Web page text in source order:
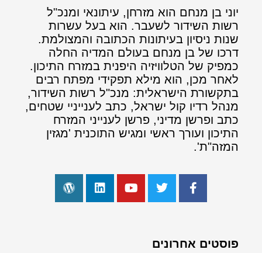
יוני בן מנחם הוא מזרחן, עיתונאי ומנכ"ל
רשות השידור לשעבר. הוא בעל עשרות
שנות ניסיון בעיתונות הכתובה והמצולמת.
דרכו של בן מנחם בעולם המדיה החלה
כמפיק של הטלוויזיה היפנית במזרח התיכון.
לאחר מכן, הוא מילא תפקידי מפתח רבים
בתקשורת הישראלית: מנכ"ל רשות השידור,
מנהל רדיו קול ישראל, כתב לענייניי שטחים,
כתב ופרשן מדיני, פרשן לענייני המזרח
התיכון ועורך ראשי ומגיש התוכנית 'מגזין
המזה"ת'.
פוסטים אחרונים